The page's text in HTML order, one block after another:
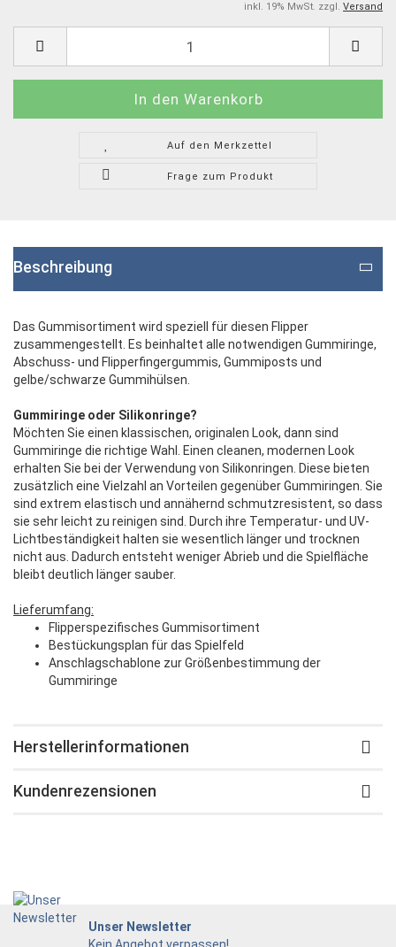
inkl. 19% MwSt. zzgl. Versand
Auf den Merkzettel
Frage zum Produkt
Beschreibung
Das Gummisortiment wird speziell für diesen Flipper
zusammengestellt. Es beinhaltet alle notwendigen Gummiringe,
Abschuss- und Flipperfingergummis, Gummiposts und
gelbe/schwarze Gummihülsen.
Gummiringe oder Silikonringe?
Möchten Sie einen klassischen, originalen Look, dann sind
Gummiringe die richtige Wahl. Einen cleanen, modernen Look
erhalten Sie bei der Verwendung von Silikonringen. Diese bieten
zusätzlich eine Vielzahl an Vorteilen gegenüber Gummiringen. Sie
sind extrem elastisch und annähernd schmutzresistent, so dass
sie sehr leicht zu reinigen sind. Durch ihre Temperatur- und UV-
Lichtbeständigkeit halten sie wesentlich länger und trocknen
nicht aus. Dadurch entsteht weniger Abrieb und die Spielfläche
bleibt deutlich länger sauber.
Lieferumfang:
Flipperspezifisches Gummisortiment
Bestückungsplan für das Spielfeld
Anschlagschablone zur Größenbestimmung der
Gummiringe
Herstellerinformationen
Kundenrezensionen
Unser Newsletter